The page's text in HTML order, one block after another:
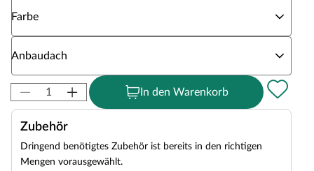
Farbe
Anbaudach
In den Warenkorb
Zubehör
Dringend benötigtes Zubehör ist bereits in den richtigen
Mengen vorausgewählt.